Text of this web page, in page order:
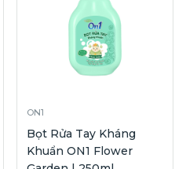
ON1
Bọt Rửa Tay Kháng
Khuẩn ON1 Flower